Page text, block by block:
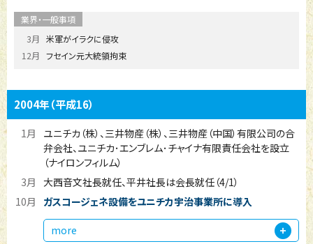
3月
米軍がイラクに侵攻
12月
フセイン元大統領拘束
2004年（平成16）
1月
ユニチカ（株）、三井物産（株）、三井物産（中国）有限公司の合
弁会社、ユニチカ･エンブレム･チャイナ有限責任会社を設立
（ナイロンフィルム）
3月 大西音文社長就任、平井社長は会長就任（4/1）
10月
ガスコージェネ設備をユニチカ宇治事業所に導入
more